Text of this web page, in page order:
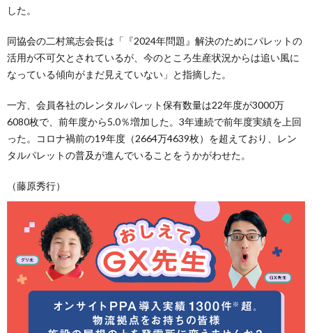
した。
同協会の二村篤志会長は「『2024年問題』解決のためにパレットの
活用が不可欠とされているが、今のところ生産状況からは追い風に
なっている傾向がまだ見えていない」と指摘した。
一方、会員各社のレンタルパレット保有数量は22年度が3000万
6080枚で、前年度から5.0％増加した。3年連続で前年度実績を上回
った。コロナ禍前の19年度（2664万4639枚）を超えており、レン
タルパレットの普及が進んでいることをうかがわせた。
（藤原秀行）